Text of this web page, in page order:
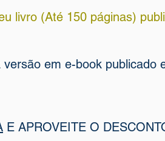
livro (Até 150 páginas)
em e-book publicado
E APROVEITE O